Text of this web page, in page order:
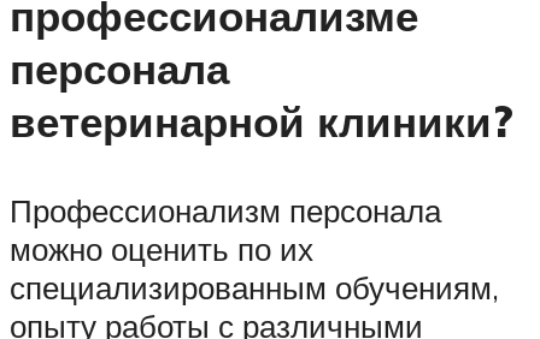
профессионализме
персонала
ветеринарной клиники?
Профессионализм персонала
можно оценить по их
специализированным обучениям,
опыту работы с различными